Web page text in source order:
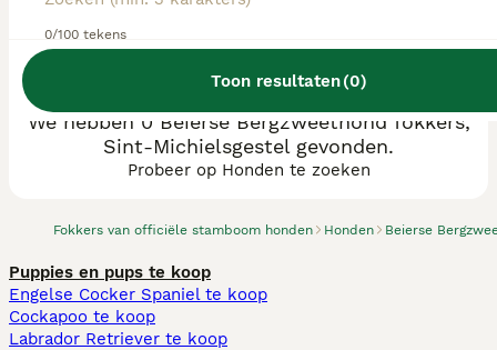
0/100 tekens
Toon resultaten(0)
Fokkers van officiële stamboom honden Honden Beierse
We hebben 0 Beierse Bergzweethond fokkers,
Sint-Michielsgestel gevonden.
Probeer op Honden te zoeken
Puppies en pups te koop
Engelse Cocker Spaniel te koop
Cockapoo te koop
Labrador Retriever te koop